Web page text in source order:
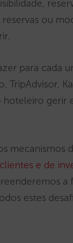
ou
para cada
TripAdvisor,
gerir
mecanismos
e de
a
estes